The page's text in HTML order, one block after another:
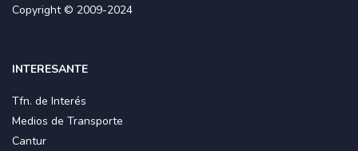
Copyright © 2009-2024
INTERESANTE
Tfn. de Interés
Medios de Transporte
Cantur